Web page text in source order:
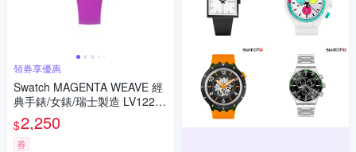
領券享優惠
Swatch MAGENTA WEAVE 經
典手錶/女錶/瑞士製造 LV122
(25mm)
$2,250
券